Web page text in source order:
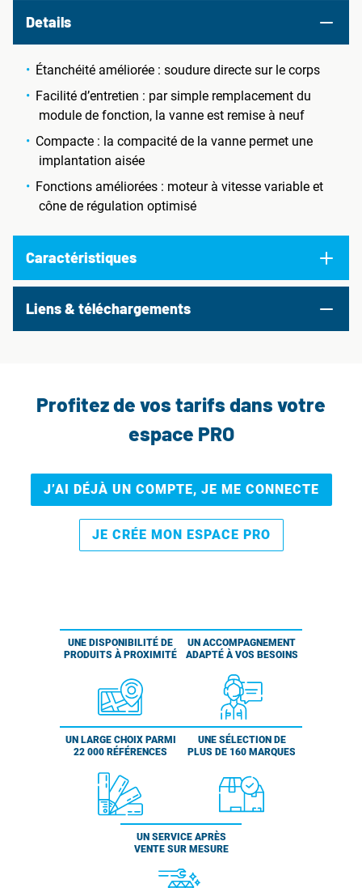
Details
Étanchéité améliorée : soudure directe sur le corps
Facilité d’entretien : par simple remplacement du
module de fonction, la vanne est remise à neuf
Compacte : la compacité de la vanne permet une
implantation aisée
Fonctions améliorées : moteur à vitesse variable et
cône de régulation optimisé
Caractéristiques
Liens & téléchargements
Profitez de vos tarifs dans votre
espace PRO
J’AI DÉJÀ UN COMPTE, JE ME CONNECTE
JE CRÉE MON ESPACE PRO
UNE DISPONIBILITÉ DE
PRODUITS À PROXIMITÉ
UN ACCOMPAGNEMENT
ADAPTÉ À VOS BESOINS
UN LARGE CHOIX PARMI
22 000 RÉFÉRENCES
UNE SÉLECTION DE
PLUS DE 160 MARQUES
UN SERVICE APRÈS
VENTE SUR MESURE